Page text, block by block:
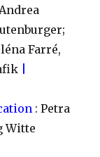
Farré,
: Petra
Witte